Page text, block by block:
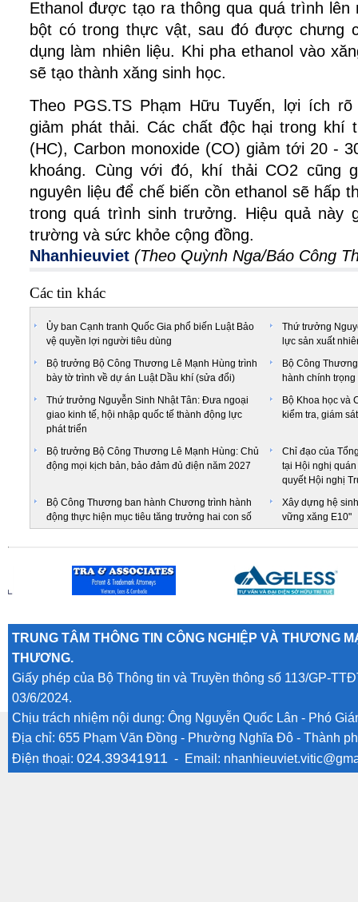
Ethanol được tạo ra thông qua quá trình lên
bột có trong thực vật, sau đó được chưng
dụng làm nhiên liệu. Khi pha ethanol vào
sẽ tạo thành xăng sinh học.
Theo PGS.TS Phạm Hữu Tuyến, lợi ích
giảm phát thải. Các chất độc hại trong khí
(HC), Carbon monoxide (CO) giảm tới 20 -
khoáng. Cùng với đó, khí thải CO2 cũng
nguyên liệu để chế biến cồn ethanol sẽ hấp
trong quá trình sinh trưởng. Hiệu quả này
trường và sức khỏe cộng đồng.
Nhanhieuviet (Theo Quỳnh Nga/Báo Công
Các tin khác
Ủy ban Cạnh tranh Quốc Gia phổ biến Luật Bảo
vệ quyền lợi người tiêu dùng
Thứ trưởng
lực sản xuất
Bộ trưởng Bộ Công Thương Lê Mạnh Hùng trình
bày tờ trình về dự án Luật Dầu khí (sửa đổi)
Bộ Công
hành chính
Thứ trưởng Nguyễn Sinh Nhật Tân: Đưa ngoại
giao kinh tế, hội nhập quốc tế thành động lực
phát triển
Bộ Khoa học và
kiểm tra, giám
Bộ trưởng Bộ Công Thương Lê Mạnh Hùng: Chủ
động mọi kịch bản, bảo đảm đủ điện năm 2027
Chỉ đạo của
tại Hội nghị
quyết Hội nghị
Bộ Công Thương ban hành Chương trình hành
động thực hiện mục tiêu tăng trưởng hai con số
Xây dựng hệ
vững xăng E10"
TRUNG TÂM THÔNG TIN CÔNG NGHIỆP VÀ THƯƠNG
THƯƠNG.
Giấy phép của Bộ Thông tin và Truyền thông số 113/GP-
03/6/2024.
Chịu trách nhiệm nội dung: Ông Nguyễn Quốc Lân - Phó
Địa chỉ: 655 Phạm Văn Đồng - Phường Nghĩa Đô - Thành
Điện thoại: 024.39341911 - Email: